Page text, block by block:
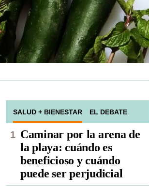
SALUD + BIENESTAR EL DEBATE
Caminar por la arena de
la playa: cuándo es
beneficioso y cuándo
puede ser perjudicial